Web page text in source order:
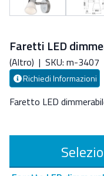
Faretti LED
(Altro) | SKU: m-3407
Richiedi Informazioni
Faretto LED